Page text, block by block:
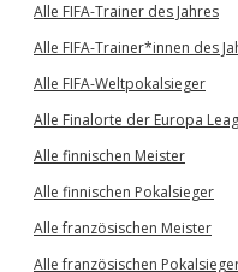
Alle FIFA-Trainer des Jahres
Alle FIFA-Trainer*innen des
Alle FIFA-Weltpokalsieger
Alle Finalorte der Europa
Alle finnischen Meister
Alle finnischen Pokalsieger
Alle französischen Meister
Alle französischen